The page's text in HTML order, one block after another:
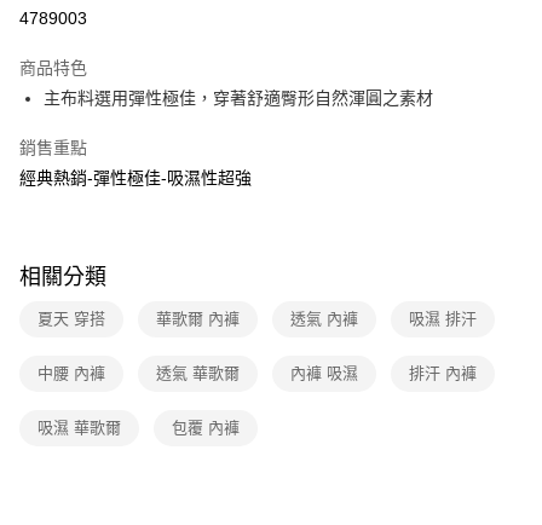
運送方式
每筆NT$80，滿NT$1,000(含以上)免運費
7-11取貨付款
每筆NT$80，滿NT$1,000(含以上)免運費
付款後7-11取貨
4789003
商品特色
主布料選用彈性極佳，穿著舒適臀形自然渾圓之素材
銷售重點
經典熱銷-彈性極佳-吸濕性超強
相關分類
夏天 穿搭 華歌爾 內褲 透氣 內褲 吸濕 排汗
中腰 內褲 透氣 華歌爾 內褲 吸濕 排汗 內褲
吸濕 華歌爾 包覆 內褲